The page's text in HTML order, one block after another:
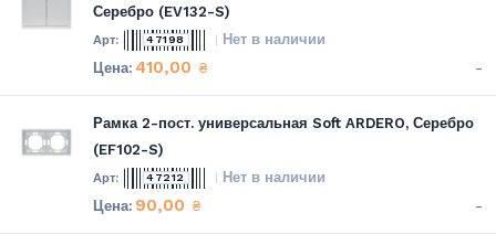
Серебро (EV132-S)
47198 Нет в наличии
410,00 ₴ -
Рамка 2-пост. универсальная Soft ARDERO, Серебро
(EF102-S)
47212 Нет в наличии
90,00 ₴ -